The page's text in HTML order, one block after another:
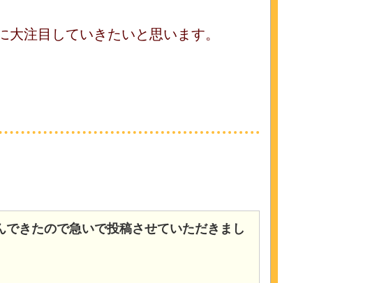
注目していきたいと思います。
きたので急いで投稿させていただきまし